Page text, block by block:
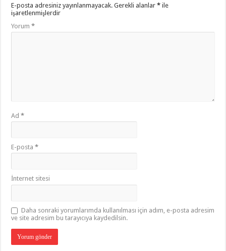
E-posta adresiniz yayınlanmayacak. Gerekli alanlar* ile
işaretlenmişlerdir
Yorum*
Ad*
E-posta*
İnternet sitesi
Daha sonraki yorumlarımda kullanılması için adım, e-posta adresim
ve site adresim bu tarayıcıya kaydedilsin.